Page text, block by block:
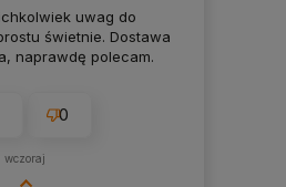
uwag do
świetnie. Dostawa
naprawdę polecam.
0
wczoraj